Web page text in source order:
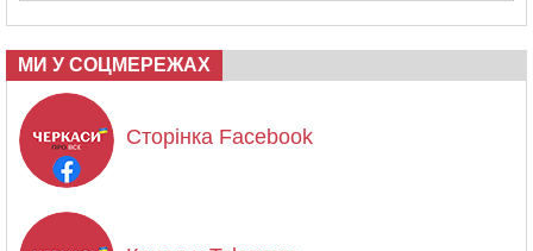
МИ У СОЦМЕРЕЖАХ
Сторінка Facebook